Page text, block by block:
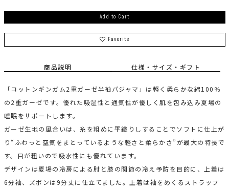
Add to Cart
Favorite
商品説明 仕様・サイズ・ギフト
「コットンギンガム2重ガーゼ半袖パジャマ」は軽く柔らかな綿100％
の2重ガーゼです。優れた吸湿性と通気性が優しく肌を包み込み夏場の
睡眠をサポートします。
ガーゼ生地の風合いは、糸を粗めに平織りしすることでソフトに仕上が
り“ふわっと空気をまとっているような軽さと柔らかさ”が最大の特長で
す。目が粗いので吸水性にも優れています。
デザインは夏場の冷房による肘と膝の関節の冷え予防を目的に、上着は
6分袖、ズボンは9分丈に仕立てました。上着は袖をめくるストラップ